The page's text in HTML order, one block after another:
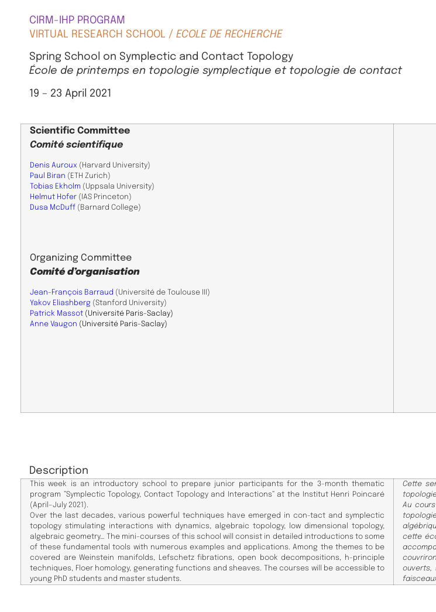
CIRM-IHP PROGRAM
VIRTUAL RESEARCH SCHOOL / ECOLE DE RECHERCHE
Spring School on Symplectic and Contact Topology
École de printemps en topologie symplectique et topologie de contact
19 – 23 April 2021
Scientific Committee
Comité scientifique
Denis Auroux (Harvard University)
Paul Biran (ETH Zurich)
Tobias Ekholm (Uppsala University)
Helmut Hofer (IAS Princeton)
Dusa McDuff (Barnard College)
Organizing Committee
Comité d’organisation
Jean-François Barraud (Université de Toulouse III)
Yakov Eliashberg (Stanford University)
Patrick Massot (Université Paris-Saclay)
Anne Vaugon (Université Paris-Saclay)
Description
This week is an introductory school to prepare junior participants for the 3-month thematic
program ”Symplectic Topology, Contact Topology and Interactions” at the Institut Henri Poincaré
(April–July 2021).
Over the last decades, various powerful techniques have emerged in con-tact and symplectic
topology stimulating interactions with dynamics, algebraic topology, low dimensional topology,
algebraic geometry… The mini-courses ofthis school will consist in detailed introductions to some
of these fundamental
tools with numerous examples and applications. Among the themes to be
covered are Weinstein manifolds, Lefschetz fibrations, open book decompositions, h-principle
techniques, Floer homology, generating functions and sheaves. Thecourses will be accessible to
young PhD students and master students.
Cette
Au
cette
accomp
ouverts,